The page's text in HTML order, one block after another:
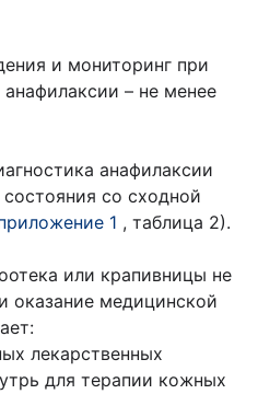
и мониторинг при
– не менее
анафилаксии
со сходной
1 , таблица 2).
или крапивницы не
оказание медицинской
лекарственных
для терапии кожных